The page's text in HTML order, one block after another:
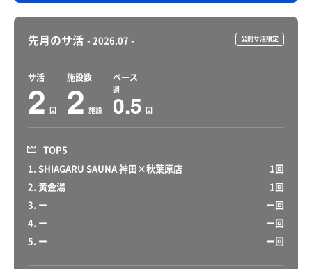
先月のサ活 - 2026.07 - 公開サ活限定
サ活
2 回
施設数
2 施設
ペース
週
0.5 回
TOP5
1. SHIAGARU SAUNA 神田×秋葉原店
1回
2. 黄金湯
1回
3. ー
ー回
4. ー
ー回
5. ー
ー回